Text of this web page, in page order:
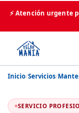
⚡ Atención urgente
Inicio/Servicios/
SERVICIO